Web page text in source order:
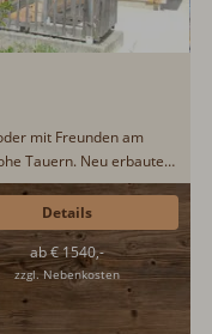
mit Freunden am
Tauern. Neu erbautes
und
Halbpension. Kleiner
und Schweinen.
ab € 1540,-
zzgl. Nebenkosten
Details